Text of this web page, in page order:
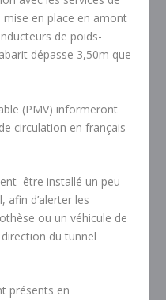
mise en place en amont
de poids-
dépasse 3,50m que
(PMV) informeront
circulation en français
être installé un peu
afin d’alerter les
ou un véhicule de
du tunnel
présents en